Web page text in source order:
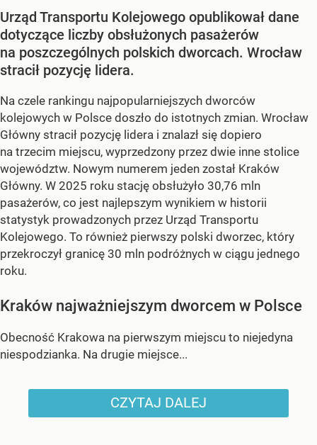
Urząd Transportu Kolejowego opublikował dane
dotyczące liczby obsłużonych pasażerów
na poszczególnych polskich dworcach. Wrocław
stracił pozycję lidera.
Na czele rankingu najpopularniejszych dworców
kolejowych w Polsce doszło do istotnych zmian. Wrocław
Główny stracił pozycję lidera i znalazł się dopiero
na trzecim miejscu, wyprzedzony przez dwie inne stolice
województw. Nowym numerem jeden został Kraków
Główny. W 2025 roku stację obsłużyło 30,76 mln
pasażerów, co jest najlepszym wynikiem w historii
statystyk prowadzonych przez Urząd Transportu
Kolejowego. To również pierwszy polski dworzec, który
przekroczył granicę 30 mln podróżnych w ciągu jednego
roku.
Kraków najważniejszym dworcem w Polsce
Obecność Krakowa na pierwszym miejscu to niejedyna
niespodzianka. Na drugie miejsce...
CZYTAJ DALEJ